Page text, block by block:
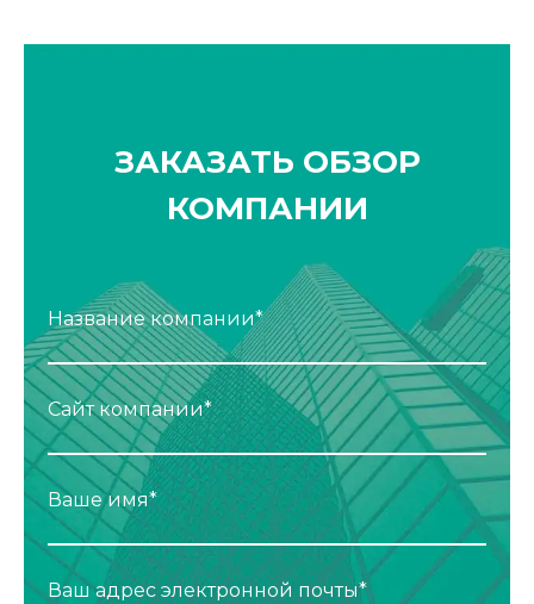
ЗАКАЗАТЬ ОБЗОР
КОМПАНИИ
Название компании*
Сайт компании*
Ваше имя*
Ваш адрес электронной почты*